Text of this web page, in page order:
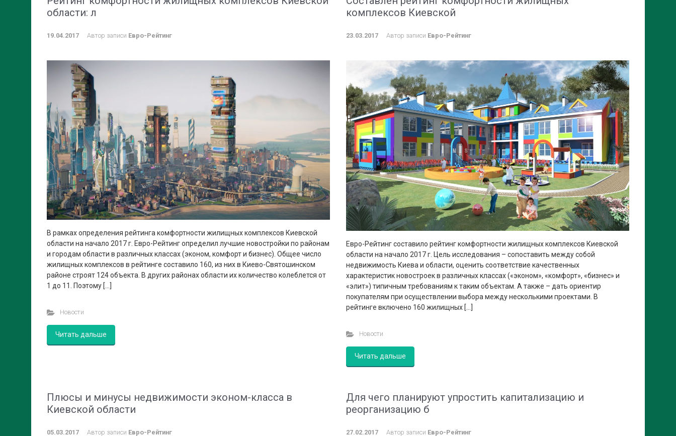
области: л
19.04.2017 Автор записи Евро-Рейтинг
В рамках определения рейтинга комфортности жилищных комплексов Киевской
области на начало 2017 г. Евро-Рейтинг определил лучшие новостройки по районам
и городам области в различных классах (эконом, комфорт и бизнес). Общее число
жилищных комплексов в рейтинге составило 160, из них в Киево-Святошинском
районе строят 124 объекта. В других районах области их количество колеблется от
1 до 11. Поэтому […]
Новости
Читать дальше
комплексов Киевской
23.03.2017 Автор записи Евро-Рейтинг
Евро-Рейтинг составило рейтинг комфортности жилищных комплексов Киевской
области на начало 2017 г. Цель исследования – сопоставить между собой
недвижимость Киева и области, оценить соответствие качественных
характеристик новостроек в различных классах («эконом», «комфорт», «бизнес» и
«элит») типичным требованиям к таким объектам. А также – дать ориентир
покупателям при осуществлении выбора между несколькими проектами. В
рейтинге включено 160 жилищных […]
Новости
Читать дальше
Плюсы и минусы недвижимости эконом-класса в
Киевской области
05.03.2017 Автор записи Евро-Рейтинг
Для чего планируют упростить капитализацию и
реорганизацию б
27.02.2017 Автор записи Евро-Рейтинг